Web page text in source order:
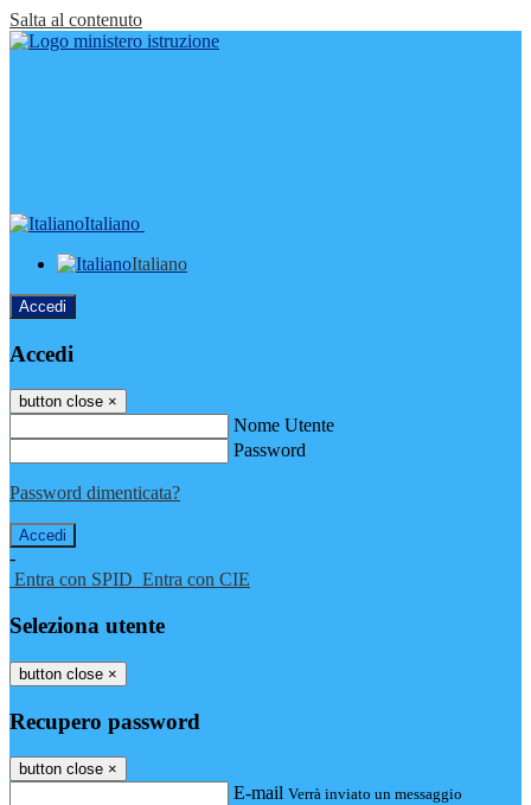
Salta al contenuto
Italiano
Italiano
Accedi
Accedi
button close ×
Nome Utente
Password
Password dimenticata?
-
Entra con SPID Entra con CIE
Seleziona utente
button close ×
Recupero password
button close ×
E-mail Verrà inviato un messaggio